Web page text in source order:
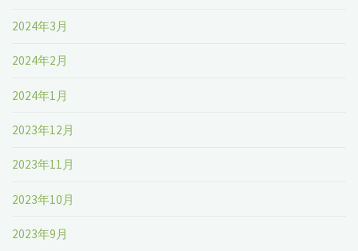
2024年3月
2024年2月
2024年1月
2023年12月
2023年11月
2023年10月
2023年9月